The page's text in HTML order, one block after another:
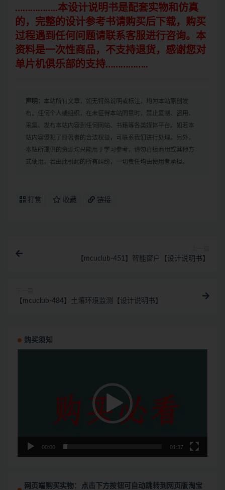
……………..本设计说明书是配套实物和仿真
的， 完整的设计参考书请购买后下载，购买
过程遇到任何问题请联系客服进行咨询。本
资料是一次性商品，不支持退货，感谢您对
单片机俱乐部的支持……………..
声明： 本站所有文章，如无特殊说明或标注，均为本站原创发
布。任何个人或组织，在未征得本站同意时，禁止复制、盗用、
采集、发布本站内容到任何网站、书籍等各类媒体平台。如若本
站内容侵犯了原著者的合法权益，可联系我们进行处理。另外，
本站所提供的资源均只能用于学习参考，请勿直接商用或其他方
式使用，若由此引起的所有纠纷，一切责任均由使用者承担。
打赏 收藏 链接
【mcuclub-451】智能窗户【设计说明书】
【mcuclub-484】土壤环境监测【设计说明书】
购买须知
00:00 01:37
网页端购买实物：点击下方按钮可自动跳转到网页版淘宝